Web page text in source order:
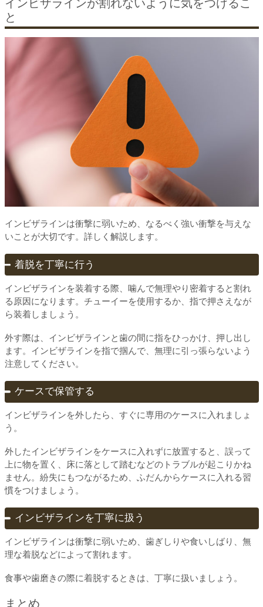
インビザラインが割れないように気をつけるこ
と
インビザラインは衝撃に弱いため、なるべく強い衝撃を与えな
いことが大切です。詳しく解説します。
着脱を丁寧に行う
インビザラインを装着する際、噛んで無理やり密着すると割れ
る原因になります。チューイーを使用するか、指で押さえなが
ら装着しましょう。
外す際は、インビザラインと歯の間に指をひっかけ、押し出し
ます。インビザラインを指で掴んで、無理に引っ張らないよう
注意してください。
ケースで保管する
インビザラインを外したら、すぐに専用のケースに入れましょ
う。
外したインビザラインをケースに入れずに放置すると、誤って
上に物を置く、床に落として踏むなどのトラブルが起こりかね
ません。紛失にもつながるため、ふだんからケースに入れる習
慣をつけましょう。
インビザラインを丁寧に扱う
インビザラインは衝撃に弱いため、歯ぎしりや食いしばり、無
理な着脱などによって割れます。
食事や歯磨きの際に着脱するときは、丁寧に扱いましょう。
まとめ